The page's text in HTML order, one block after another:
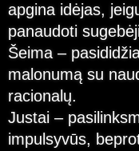
apgina idėjas,
panaudoti
Šeima –
malonumą su
racionalų.
Justai –
impulsyvūs,